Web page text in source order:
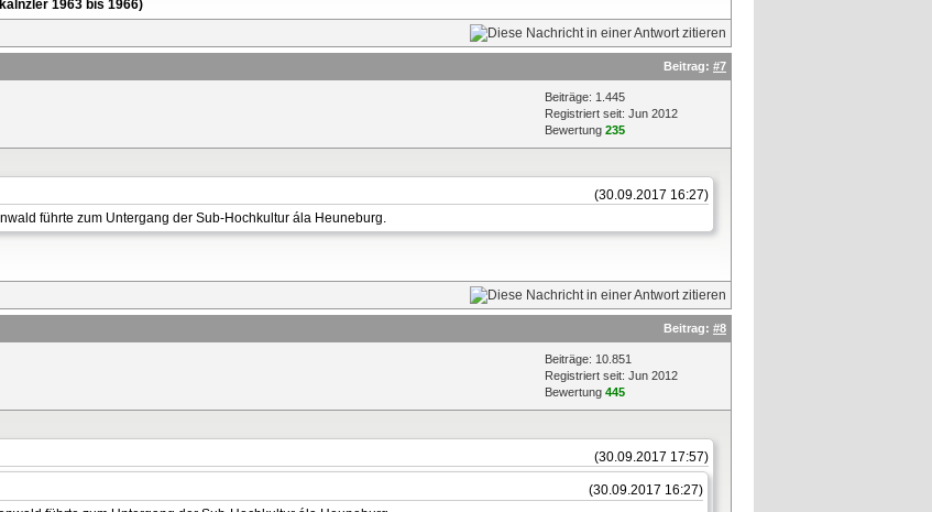
1963 bis 1966)
Beitrag: #7
Beiträge: 1.445
Registriert seit: Jun 2012
Bewertung 235
(30.09.2017 16:27)
führte zum Untergang der Sub-Hochkultur ála Heuneburg.
Beitrag: #8
Beiträge: 10.851
Registriert seit: Jun 2012
Bewertung 445
(30.09.2017 17:57)
(30.09.2017 16:27)